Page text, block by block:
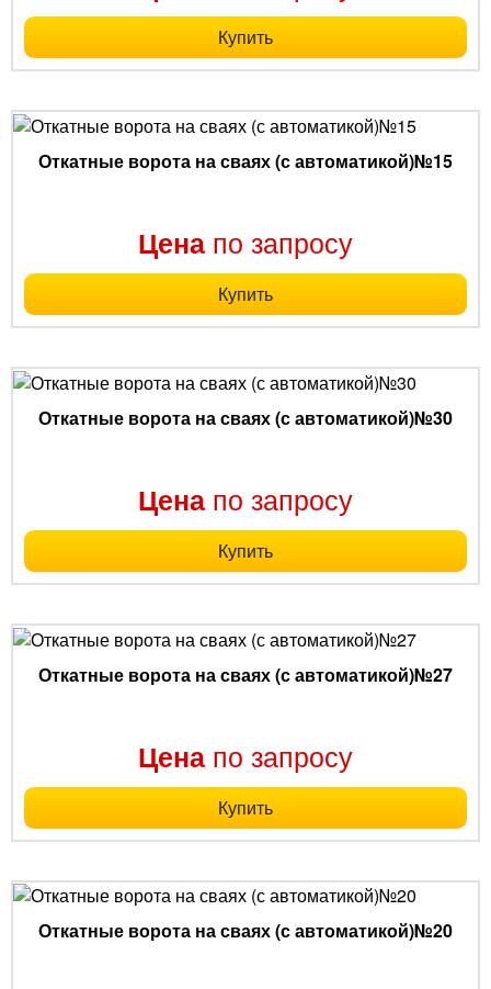
Купить
Откатные ворота на сваях (с автоматикой)№15
Цена по запросу
Купить
Откатные ворота на сваях (с автоматикой)№30
Цена по запросу
Купить
Откатные ворота на сваях (с автоматикой)№27
Цена по запросу
Купить
Откатные ворота на сваях (с автоматикой)№20